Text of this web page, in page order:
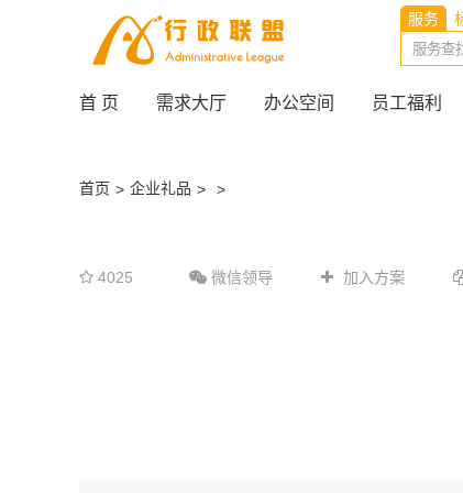
服务
首 页 需求大厅 办公空间 员工福利
首页 > 企业礼品 > >
4025 微信领导 加入方案